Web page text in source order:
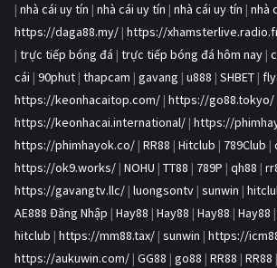
| nhà cái uy tín | nhà cái uy tín | nhà cái uy tín | nhà
https://daga88.my/ | https://
| trực tiếp bóng đá | trực tiếp bóng đá hôm nay |
cái | 90phut | thapcam | gavang | u888 | SHBET |
https://keonhacaitop.com/ | https://go88.tokyo/
https://keonhacai.international/ | https://
https://phimhayok.co/ | RR88 | Hitclub | 789Club |
https://ok9.works/ | NOHU | TT88 | 789P | qh88 |
https://gavangtv.llc/ | luongsontv | sunwin |
AE888 Đăng Nhập | Hay88 | Hay88 | Hay88 | Hay88 |
hitclub | https://mm88.tax/ | sunwin | https://
https://aukuwin.com/ | GG88 | go88 | RR88 | RR88 |